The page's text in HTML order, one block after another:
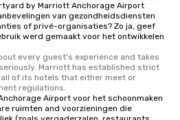
by Marriott Anchorage Airport
van gezondheidsdiensten
of privé-organisaties? Zo ja, geef
werd gemaakt voor het ontwikkelen
every guest's experience and takes
Marriott has established strict
of its hotels that either meet or
regulations.
Airport voor het schoonmaken
ruimten and voorzieningen die